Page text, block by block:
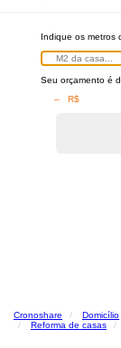
Indique os metros
Seu orçamento é
– R$
Cronoshare Domicílio
Reforma de casas